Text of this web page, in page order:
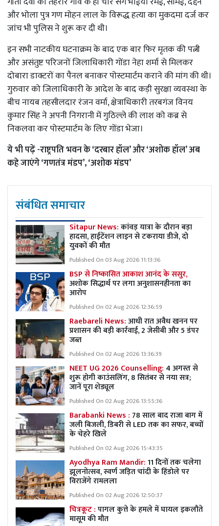
और भोला पुत्र गण मोहन लाल के विरूद्ध हत्या का मुकदमा दर्ज कर
जांच भी पुलिस ने शुरू कर दी थी।
इन सभी नाटकीय घटनाक्रम के बाद एक बार फिर मृतक की पत्नी
और असंतुष्ट परिजनों जिलाधिकारी गोंडा नेहा शर्मा से मिलकर
दोबारा डाक्टरों का पैनल बनाकर पोस्टमार्टम कराने की मांग की थी।
गुरुवार को जिलाधिकारी के आदेश के बाद कड़ी सुरक्षा व्यवस्था के
बीच नायब तहसीलदार रंजन वर्मा, क्षेत्राधिकारी तरबगंज विनय
कुमार सिंह ने अपनी निगरानी में गुठिल्ले की लाश को कब्र से
निकलवा कर पोस्टमार्टम के लिए गोंडा भेजा।
ये भी पढ़ें -राष्ट्रपति भवन के ‘दरबार हॉल’ और ‘अशोक हॉल’ अब
कहे जाएंगे ‘गणतंत्र मंडप’, ‘अशोक मंडप’
संबंधित समाचार
Sitapur News:कांवड़ यात्रा के दौरान बड़ा
हादसा, हाईटेंशन लाइन से टकराया डीजे, दो
युवकों की मौत
Published On 03 Aug 2026 11:13:36
BSP से निष्कासित आकाश आनंद के ससुर,
अशोक सिद्धार्थ पर लगा अनुशासनहीनता का
आरोप
Published On 02 Aug 2026 12:36:59
Raebareli News:आधी रात अवैध खनन पर
प्रशासन की बड़ी कार्रवाई, 2 जेसीबी और 5 डंपर
जब्त
Published On 02 Aug 2026 13:36:39
NEET UG 2026 Counselling: 4 अगस्त से
शुरू होगी काउंसलिंग, 8 सितंबर से नया सत्र;
जानें पूरा शेड्यूल
Published On 02 Aug 2026 13:55:36
Barabanki News : 78 साल बाद राजा बाग में
जली बिजली, डिबरी से LED तक का सफर, बच्चों
के चेहरे खिले
Published On 02 Aug 2026 15:43:35
Ayodhya Ram Mandir:11 दिनों तक चलेगा
झूलनोत्सव, स्वर्ण जड़ित चांदी के हिंडोले पर
विराजेंगे रामलला
Published On 02 Aug 2026 12:50:37
चित्रकूट :पागल कुत्ते के हमले में घायल इकलौते
मासूम की मौत